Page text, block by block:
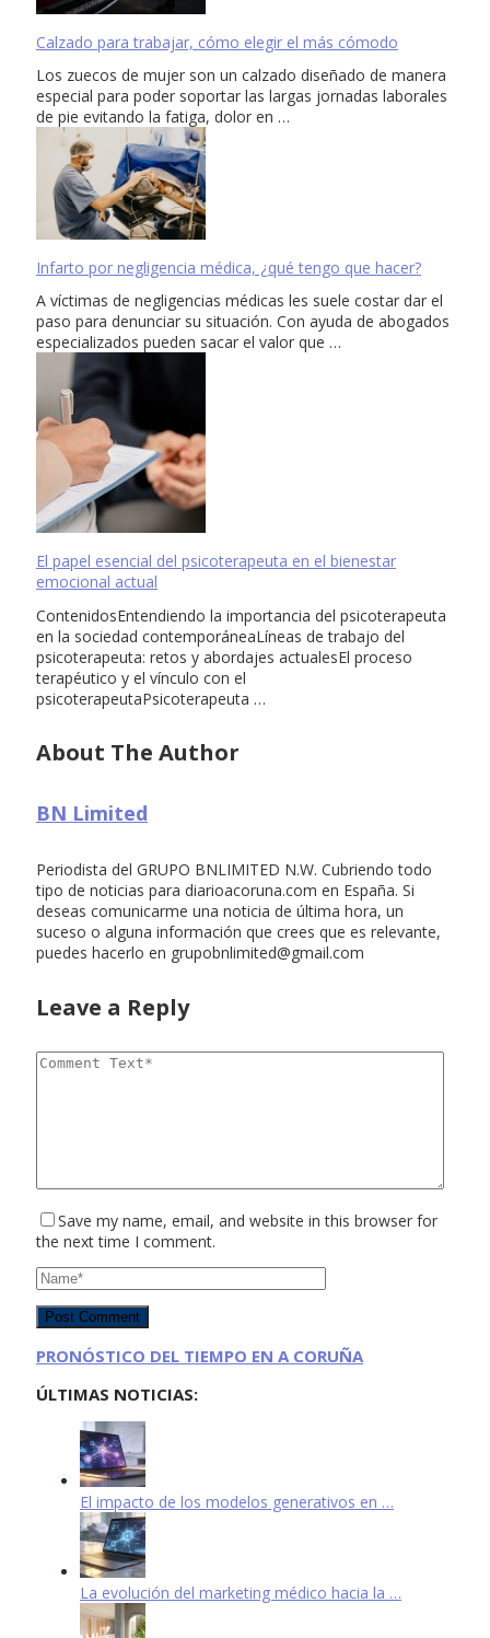
Calzado para trabajar, cómo elegir el más cómodo
Los zuecos de mujer son un calzado diseñado de manera
especial para poder soportar las largas jornadas laborales
de pie evitando la fatiga, dolor en …
Infarto por negligencia médica, ¿qué tengo que hacer?
A víctimas de negligencias médicas les suele costar dar el
paso para denunciar su situación. Con ayuda de abogados
especializados pueden sacar el valor que …
El papel esencial del psicoterapeuta en el bienestar
emocional actual
ContenidosEntendiendo la importancia del psicoterapeuta
en la sociedad contemporáneaLíneas de trabajo del
psicoterapeuta: retos y abordajes actualesEl proceso
terapéutico y el vínculo con el
psicoterapeutaPsicoterapeuta …
About The Author
BN Limited
Periodista del GRUPO BNLIMITED N.W. Cubriendo todo
tipo de noticias para diarioacoruna.com en España. Si
deseas comunicarme una noticia de última hora, un
suceso o alguna información que crees que es relevante,
puedes hacerlo en grupobnlimited@gmail.com
Leave a Reply
Save my name, email, and website in this browser for
the next time I comment.
PRONÓSTICO DEL TIEMPO EN A CORUÑA
ÚLTIMAS NOTICIAS:
El impacto de los modelos generativos en …
La evolución del marketing médico hacia la …